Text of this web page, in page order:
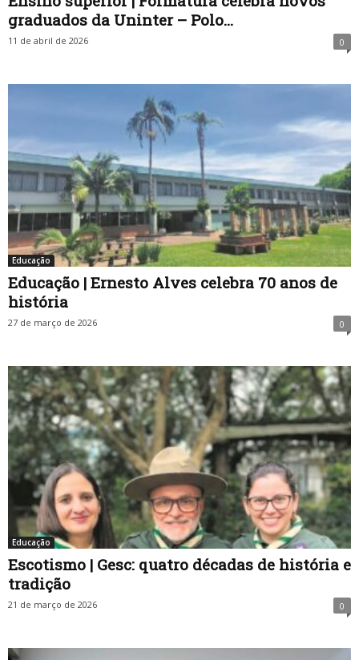
graduados da Uninter – Polo...
11 de abril de 2026 0
Educação
Educação | Ernesto Alves celebra 70 anos de
história
27 de março de 2026 0
Educação
Escotismo | Gesc: quatro décadas de história e
tradição
21 de março de 2026 0